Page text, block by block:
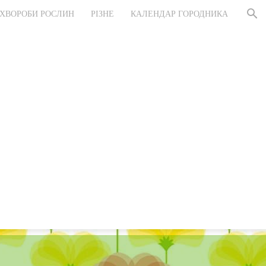
ХВОРОБИ РОСЛИН РІЗНЕ КАЛЕНДАР ГОРОДНИКА